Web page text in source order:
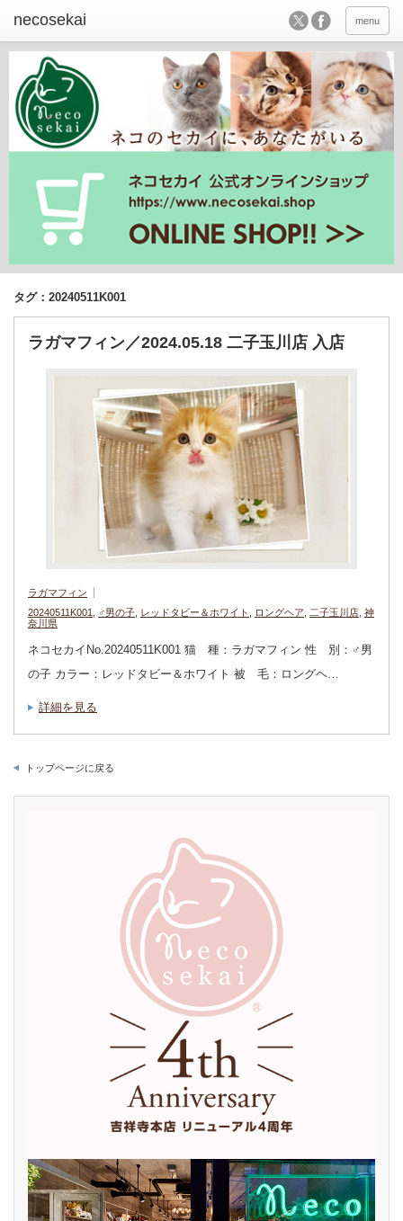
menu
タグ：20240511K001
ラガマフィン／2024.05.18 二子玉川店 入店
ラガマフィン
20240511K001
♂男の子 レッドタビー＆ホワイト ロングヘア 二子玉川店 神
奈川県
ネコセカイNo.20240511K001 猫 種：ラガマフィン 性 別：♂男
の子 カラー：レッドタビー＆ホワイト 被 毛：ロングヘ…
詳細を見る
トップページに戻る